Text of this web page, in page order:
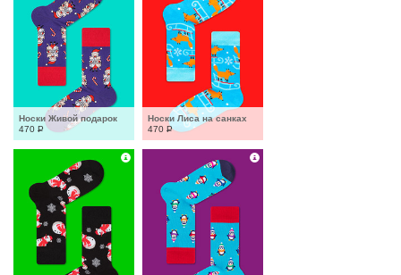
Носки Живой подарок
470 Р
Носки Лиса на санках
470 Р